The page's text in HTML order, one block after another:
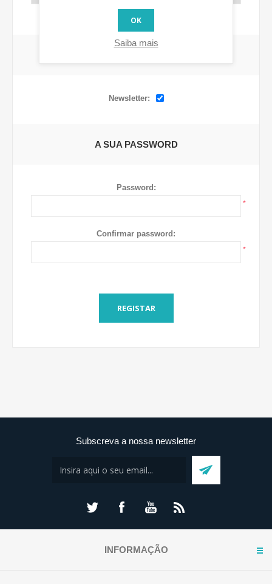
Newsletter:
A SUA PASSWORD
Password:
*
Confirmar password:
*
REGISTAR
Subscreva a nossa newsletter
INFORMAÇÃO
OK
Saiba mais